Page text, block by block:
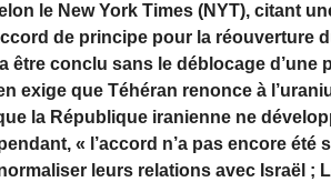
le New York Times (NYT), citant
de principe pour la réouverture
être conclu sans le déblocage d’une
exige que Téhéran renonce à
la République iranienne ne
« l’accord n’a pas encore
leurs relations avec Israël ;